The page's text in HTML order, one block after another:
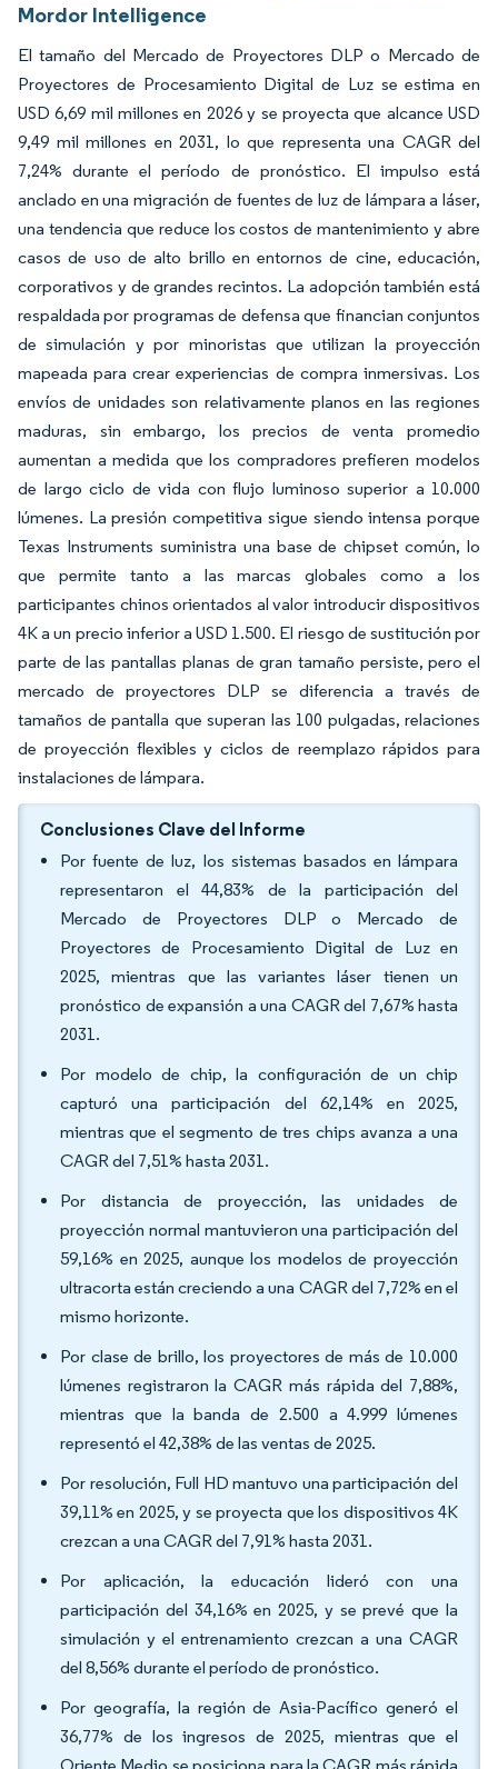
Mordor Intelligence
El tamaño del Mercado de Proyectores DLP o Mercado de
Proyectores de Procesamiento Digital de Luz se estima en
USD 6,69 mil millones en 2026 y se proyecta que alcance USD
9,49 mil millones en 2031, lo que representa una CAGR del
7,24% durante el período de pronóstico. El impulso está
anclado en una migración de fuentes de luz de lámpara a láser,
una tendencia que reduce los costos de mantenimiento y abre
casos de uso de alto brillo en entornos de cine, educación,
corporativos y de grandes recintos. La adopción también está
respaldada por programas de defensa que financian conjuntos
de simulación y por minoristas que utilizan la proyección
mapeada para crear experiencias de compra inmersivas. Los
envíos de unidades son relativamente planos en las regiones
maduras, sin embargo, los precios de venta promedio
aumentan a medida que los compradores prefieren modelos
de largo ciclo de vida con flujo luminoso superior a 10.000
lúmenes. La presión competitiva sigue siendo intensa porque
Texas Instruments suministra una base de chipset común, lo
que permite tanto a las marcas globales como a los
participantes chinos orientados al valor introducir dispositivos
4K a un precio inferior a USD 1.500. El riesgo de sustitución por
parte de las pantallas planas de gran tamaño persiste, pero el
mercado de proyectores DLP se diferencia a través de
tamaños de pantalla que superan las 100 pulgadas, relaciones
de proyección flexibles y ciclos de reemplazo rápidos para
instalaciones de lámpara.
Conclusiones Clave del Informe
Por fuente de luz, los sistemas basados en lámpara
representaron el 44,83% de la participación del
Mercado de Proyectores DLP o Mercado de
Proyectores de Procesamiento Digital de Luz en
2025, mientras que las variantes láser tienen un
pronóstico de expansión a una CAGR del 7,67% hasta
2031.
Por modelo de chip, la configuración de un chip
capturó una participación del 62,14% en 2025,
mientras que el segmento de tres chips avanza a una
CAGR del 7,51% hasta 2031.
Por distancia de proyección, las unidades de
proyección normal mantuvieron una participación del
59,16% en 2025, aunque los modelos de proyección
ultracorta están creciendo a una CAGR del 7,72% en el
mismo horizonte.
Por clase de brillo, los proyectores de más de 10.000
lúmenes registraron la CAGR más rápida del 7,88%,
mientras que la banda de 2.500 a 4.999 lúmenes
representó el 42,38% de las ventas de 2025.
Por resolución, Full HD mantuvo una participación del
39,11% en 2025, y se proyecta que los dispositivos 4K
crezcan a una CAGR del 7,91% hasta 2031.
Por aplicación, la educación lideró con una
participación del 34,16% en 2025, y se prevé que la
simulación y el entrenamiento crezcan a una CAGR
del 8,56% durante el período de pronóstico.
Por geografía, la región de Asia-Pacífico generó el
36,77% de los ingresos de 2025, mientras que el